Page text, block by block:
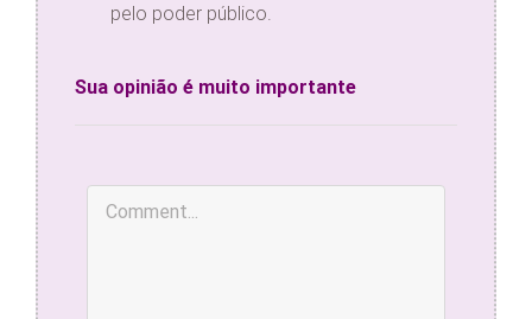
pelo poder público.
Sua opinião é muito importante